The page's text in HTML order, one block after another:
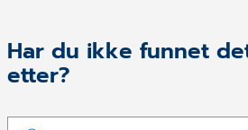
Har du ikke funnet
etter?